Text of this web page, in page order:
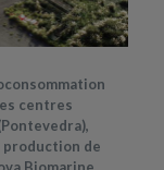
centres
production de